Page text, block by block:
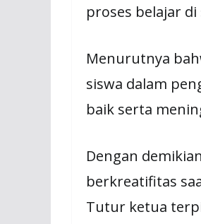
proses belajar
Menurutnya
siswa dalam
baik serta
Dengan
berkreatifitas
Tutur ketua